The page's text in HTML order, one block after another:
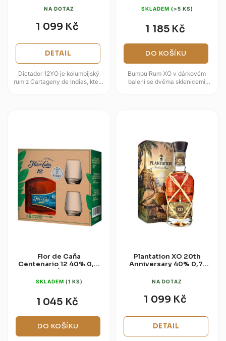
NA DOTAZ
1 099 Kč
DETAIL
Dictador 12YO je kolumbijský
rum z Cartageny de Indias, který
SKLADEM (>5 KS)
1 185 Kč
DO KOŠÍKU
Bumbu Rum XO v dárkovém
balení se dvěma sklenicemi
Flor de Caňa
Centenario 12 40% 0,7l
(dárkové balení 2
sklenice)
SKLADEM (1 KS)
1 045 Kč
DO KOŠÍKU
Plantation XO 20th
Anniversary 40% 0,7l
NA DOTAZ
1 099 Kč
DETAIL